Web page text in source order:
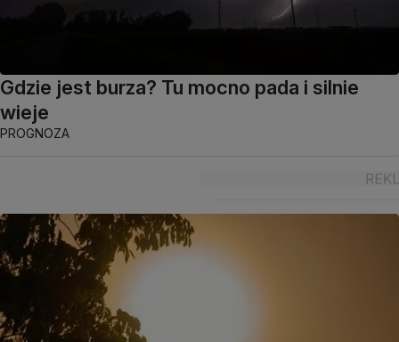
Gdzie jest burza? Tu mocno pada i silnie
wieje
PROGNOZA